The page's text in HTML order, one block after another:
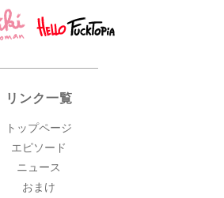
リンク一覧
トップページ
エピソード
ニュース
おまけ